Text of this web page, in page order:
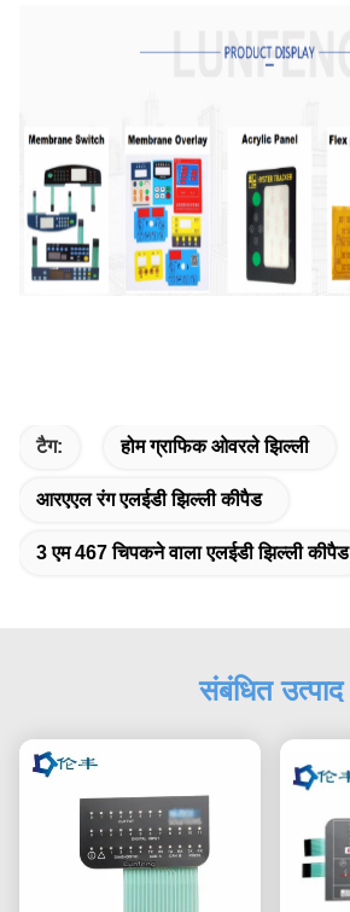
टैग: होम ग्राफिक ओवरले झिल्ली
आरएएल रंग एलईडी झिल्ली कीपैड
3 एम 467 चिपकने वाला एलईडी झिल्ली कीपैड
संबंधित उत्पाद